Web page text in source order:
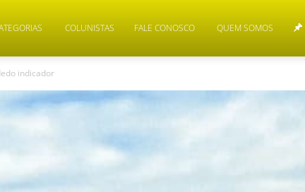
COLUNISTAS FALE CONOSCO QUEM SOMOS
indicador